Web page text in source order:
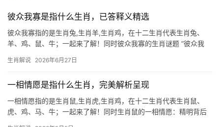
彼众我寡是指什么生肖，已答释义精选
彼众我寡指的是生肖兔,生肖羊,生肖鸡，在十二生肖代表生肖兔、
羊、鸡、鼠、牛；一起来了解！同时彼众我寡的生肖谜题 “彼众我
生肖鸡最贴合此意，兔性温顺，易受群兽压制；羊逢狼虎，常陷孤
生肖解说 2026年6月27日
一相情愿是指什么生肖，完美解析呈现
一相情愿指的是生肖鼠,生肖虎,生肖鸡，在十二生肖代表生肖鼠、
虎、鸡、马、牛；一起来了解！同时生肖鼠的一相情愿：精明背后